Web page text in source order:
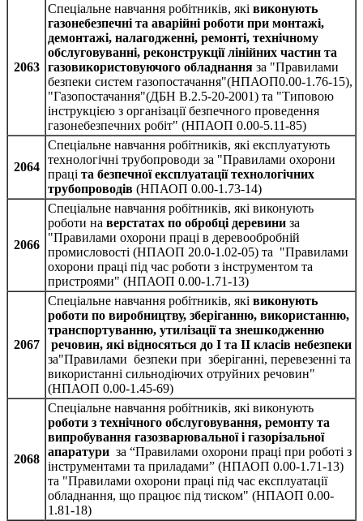
2063
Спеціальне навчання робітників, які виконують
газонебезпечні та аварійні роботи при монтажі,
демонтажі, налагодженні, ремонті, технічному
обслуговуванні, реконструкції лінійних частин та
газовикористовуючого обладнання за "Правилами
безпеки систем газопостачання"(НПАОП0.00-1.76-15),
"Газопостачання"(ДБН В.2.5‑20‑2001) та "Типовою
інструкцією з організації безпечного проведення
газонебезпечних робіт" (НПАОП 0.00-5.11-85)
2064
Спеціальне навчання робітників, які експлуатують
технологічні трубопроводи за "Правилами охорони
праці та безпечної експлуатації технологічних
трубопроводів (НПАОП 0.00-1.73-14)
2066
Спеціальне навчання робітників, які виконують
роботи на верстатах по обробці деревини за
"Правилами охорони праці в деревообробній
промисловості (НПАОП 20.0-1.02-05) та "Правилами
охорони праці під час роботи з інструментом та
пристроями" (НПАОП 0.00-1.71-13)
2067
Спеціальне навчання робітників, які виконують
роботи по виробництву, зберіганню, використанню,
транспортуванню, утилізації та знешкодженню
речовин, які відносяться до I та II класів небезпеки
за"Правилами безпеки при зберіганні, перевезенні та
використанні сильнодіючих отруйних речовин"
(НПАОП 0.00-1.45-69)
2068
Спеціальне навчання робітників, які виконують
роботи з технічного обслуговування, ремонту та
випробування газозварювальної і газорізальної
апаратури за “Правилами охорони праці при роботі з
інструментами та приладами” (НПАОП 0.00-1.71-13)
та "Правилами охорони праці під час експлуатації
обладнання, що працює під тиском" (НПАОП 0.00-
1.81-18)